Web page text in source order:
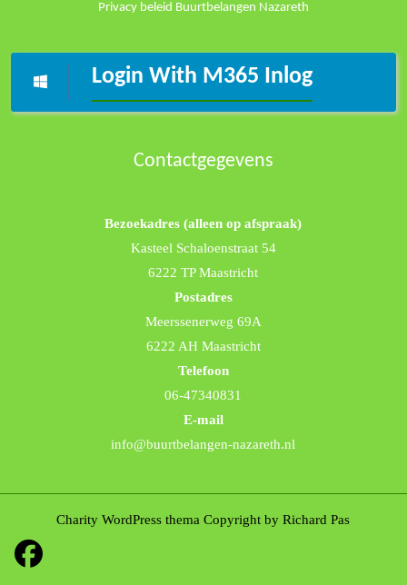
Privacy beleid Buurtbelangen Nazareth
Login With M365 Inlog
Contactgegevens
Bezoekadres (alleen op afspraak)
Kasteel Schaloenstraat 54
6222 TP Maastricht
Postadres
Meerssenerweg 69A
6222 AH Maastricht
Telefoon
06-47340831
E-mail
info@buurtbelangen-nazareth.nl
Charity WordPress thema Copyright by Richard Pas